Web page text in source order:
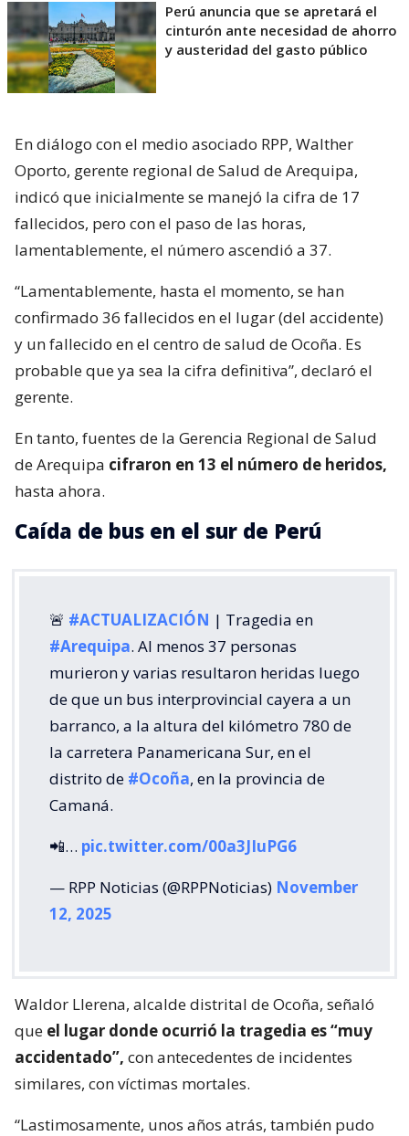
Perú anuncia que se apretará el
cinturón ante necesidad de ahorro
y austeridad del gasto público
En diálogo con el medio asociado RPP, Walther
Oporto, gerente regional de Salud de Arequipa,
indicó que inicialmente se manejó la cifra de 17
fallecidos, pero con el paso de las horas,
lamentablemente, el número ascendió a 37.
“Lamentablemente, hasta el momento, se han
confirmado 36 fallecidos en el lugar (del accidente)
y un fallecido en el centro de salud de Ocoña. Es
probable que ya sea la cifra definitiva”, declaró el
gerente.
En tanto, fuentes de la Gerencia Regional de Salud
de Arequipa cifraron en 13 el número de heridos,
hasta ahora.
Caída de bus en el sur de Perú
🚨 #ACTUALIZACIÓN | Tragedia en
#Arequipa. Al menos 37 personas
murieron y varias resultaron heridas luego
de que un bus interprovincial cayera a un
barranco, a la altura del kilómetro 780 de
la carretera Panamericana Sur, en el
distrito de #Ocoña, en la provincia de
Camaná.
📲… pic.twitter.com/00a3JIuPG6
— RPP Noticias (@RPPNoticias) November
12, 2025
Waldor Llerena, alcalde distrital de Ocoña, señaló
que el lugar donde ocurrió la tragedia es “muy
accidentado”, con antecedentes de incidentes
similares, con víctimas mortales.
“Lastimosamente, unos años atrás, también pudo